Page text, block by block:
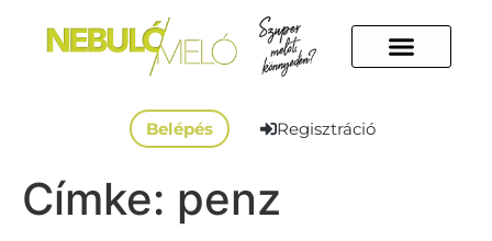
Belépés Regisztráció
Címke: penz